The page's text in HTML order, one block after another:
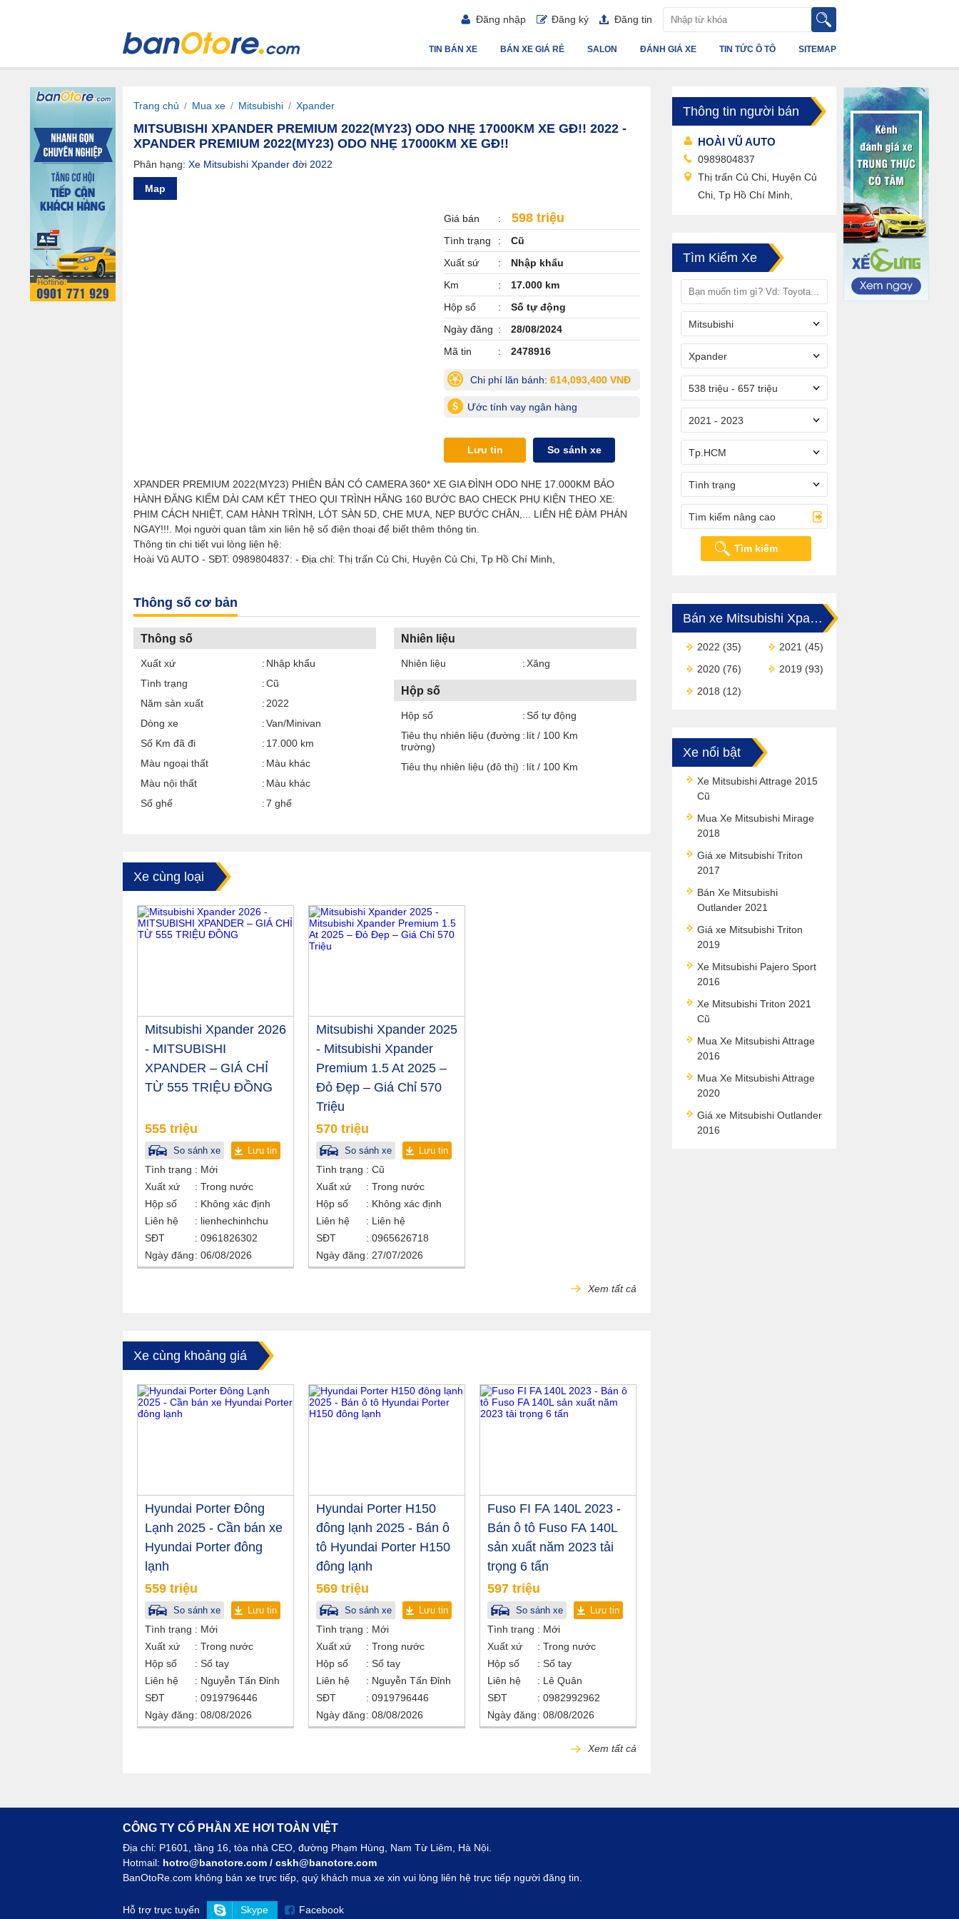
Đăng nhập Đăng ký Đăng tin
SITEMAP
TIN TỨC Ô TÔ
ĐÁNH GIÁ XE
SALON
BÁN XE GIÁ RẺ
TIN BÁN XE
Trang chủ / Mua xe / Mitsubishi / Xpander
MITSUBISHI XPANDER PREMIUM 2022(MY23) ODO NHẸ 17000KM XE GĐ!! 2022 -
XPANDER PREMIUM 2022(MY23) ODO NHẸ 17000KM XE GĐ!!
Phân hạng: Xe Mitsubishi Xpander đời 2022
Map
Giá bán 598 triệu
Tình trạng
Cũ
Xuất sứ
Nhập khẩu
Km
17.000 km
Hộp số
Số tự động
Ngày đăng
28/08/2024
Mã tin
2478916
Chi phí lăn bánh: 614,093,400 VNĐ
Ước tính vay ngân hàng
Lưu tin So sánh xe
XPANDER PREMIUM 2022(MY23) PHIÊN BẢN CÓ CAMERA 360* XE GIA ĐÌNH ODO NHẸ 17.000KM BẢO
HÀNH ĐĂNG KIỂM DÀI CAM KẾT THEO QUI TRÌNH HÃNG 160 BƯỚC BAO CHECK PHỤ KIỆN THEO XE:
PHIM CÁCH NHIỆT, CAM HÀNH TRÌNH, LÓT SÀN 5D, CHE MƯA, NẸP BƯỚC CHÂN,... LIÊN HỆ ĐÀM PHÁN
NGAY!!!. Mọi người quan tâm xin liên hệ số điện thoại để biết thêm thông tin.
Thông tin chi tiết vui lòng liên hệ:
Hoài Vũ AUTO - SĐT: 0989804837: - Địa chỉ: Thị trấn Củ Chi, Huyện Củ Chi, Tp Hồ Chí Minh,
Thông số cơ bản
Thông số
Xuất xứ
Nhập khẩu
Tình trạng
Cũ
Năm sản xuất
2022
Dòng xe
Van/Minivan
Số Km đã đi
17.000 km
Màu ngoại thất
Màu khác
Màu nội thất
Màu khác
Số ghế
7 ghế
Nhiên liệu
Nhiên liệu Xăng
Hộp số
Hộp số
Số tự động
Tiêu thụ nhiên liệu (đường
trường)
lít / 100 Km
Tiêu thụ nhiên liệu (đô thị) lít / 100 Km
Xe cùng loại
Mitsubishi Xpander 2026
- MITSUBISHI
XPANDER – GIÁ CHỈ
TỪ 555 TRIỆU ĐỒNG
555 triệu
So sánh xe Lưu tin
Tình trạng
Mới
Xuất xứ
Trong nước
Hộp số
Không xác định
Liên hệ
lienhechinhchu
SĐT
0961826302
Ngày đăng
06/08/2026
Mitsubishi Xpander 2025
- Mitsubishi Xpander
Premium 1.5 At 2025 –
Đỏ Đẹp – Giá Chỉ 570
Triệu
570 triệu
So sánh xe Lưu tin
Tình trạng
Cũ
Xuất xứ
Trong nước
Hộp số
Không xác định
Liên hệ
Liên hệ
SĐT
0965626718
Ngày đăng
27/07/2026
Xem tất cả
Xe cùng khoảng giá
Hyundai Porter Đông
Lạnh 2025 - Cần bán xe
Hyundai Porter đông
lạnh
559 triệu
So sánh xe Lưu tin
Tình trạng
Mới
Xuất xứ
Trong nước
Hộp số
Số tay
Liên hệ
Nguyễn Tấn Đỉnh
SĐT
0919796446
Ngày đăng
08/08/2026
Hyundai Porter H150
đông lạnh 2025 - Bán ô
tô Hyundai Porter H150
đông lạnh
569 triệu
So sánh xe Lưu tin
Tình trạng
Mới
Xuất xứ
Trong nước
Hộp số
Số tay
Liên hệ
Nguyễn Tấn Đỉnh
SĐT
0919796446
Ngày đăng
08/08/2026
Fuso FI FA 140L 2023 -
Bán ô tô Fuso FA 140L
sản xuất năm 2023 tải
trọng 6 tấn
597 triệu
So sánh xe Lưu tin
Tình trạng
Mới
Xuất xứ
Trong nước
Hộp số
Số tay
Liên hệ
Lê Quân
SĐT
0982992962
Ngày đăng
08/08/2026
Xem tất cả
Thông tin người bán
HOÀI VŨ AUTO
0989804837
Thị trấn Củ Chi, Huyện Củ
Chi, Tp Hồ Chí Minh,
Tìm Kiếm Xe
Mitsubishi
Xpander
538 triệu - 657 triệu
2021 - 2023
Tp.HCM
Tình trạng
Tìm kiếm nâng cao
Tìm kiếm
Bán xe Mitsubishi Xpander
2022 (35) 2021 (45)
2020 (76) 2019 (93)
2018 (12)
Xe nổi bật
Xe Mitsubishi Attrage 2015
Cũ
Mua Xe Mitsubishi Mirage
2018
Giá xe Mitsubishi Triton
2017
Bán Xe Mitsubishi
Outlander 2021
Giá xe Mitsubishi Triton
2019
Xe Mitsubishi Pajero Sport
2016
Xe Mitsubishi Triton 2021
Cũ
Mua Xe Mitsubishi Attrage
2016
Mua Xe Mitsubishi Attrage
2020
Giá xe Mitsubishi Outlander
2016
CÔNG TY CỔ PHẦN XE HƠI TOÀN VIỆT
Địa chỉ: P1601, tầng 16, tòa nhà CEO, đường Phạm Hùng, Nam Từ Liêm, Hà Nội.
Hotmail: hotro@banotore.com / cskh@banotore.com
BanOtoRe.com không bán xe trực tiếp, quý khách mua xe xin vui lòng liên hệ trực tiếp người đăng tin.
Hỗ trợ trực tuyến Skype Facebook